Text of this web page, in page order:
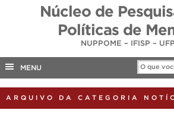
ACESSO À INFORMAÇÃO
CONCURSOS
Núcleo de
Políticas de
NUPPOME – IFISP –
MENU
ARQUIVO DA CATEGORIA